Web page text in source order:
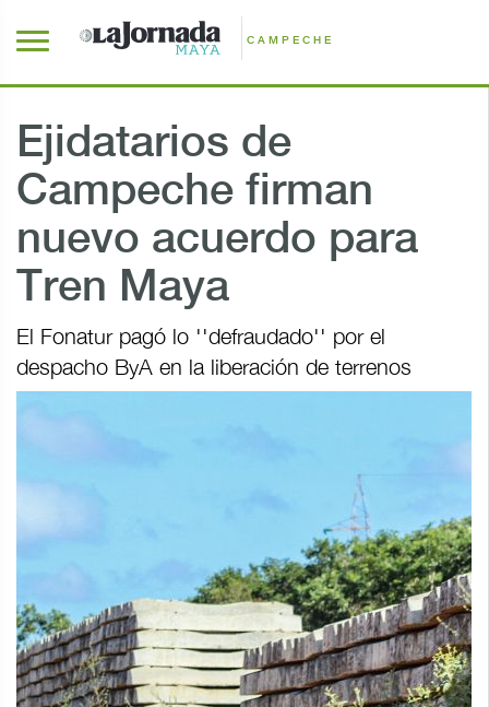
CAMPECHE
Ejidatarios de
Campeche firman
nuevo acuerdo para
Tren Maya
El Fonatur pagó lo ''defraudado'' por el
despacho ByA en la liberación de terrenos